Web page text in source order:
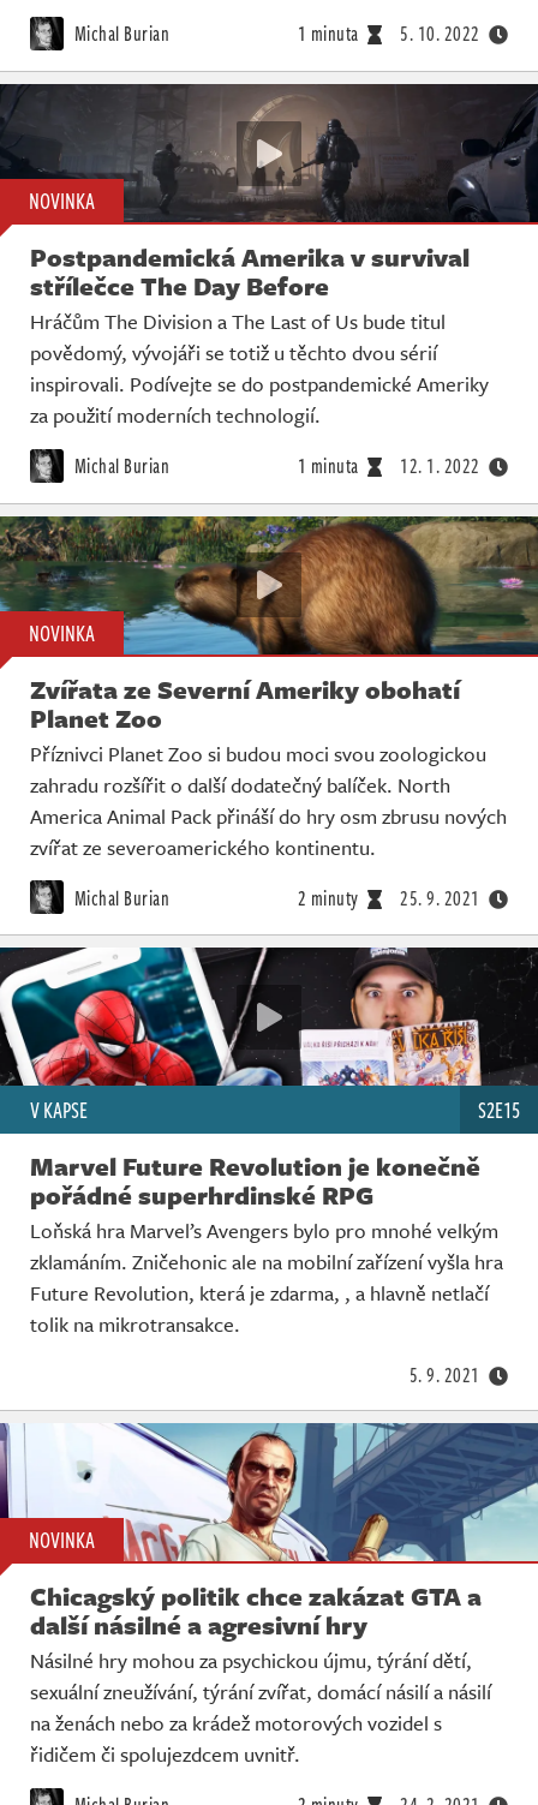
Michal Burian 1 minuta 5. 10. 2022
NOVINKA
Postpandemická Amerika v survival
střílečce The Day Before
Hráčům The Division a The Last of Us bude titul
povědomý, vývojáři se totiž u těchto dvou sérií
inspirovali. Podívejte se do postpandemické Ameriky
za použití moderních technologií.
Michal Burian 1 minuta 12. 1. 2022
NOVINKA
Zvířata ze Severní Ameriky obohatí
Planet Zoo
Příznivci Planet Zoo si budou moci svou zoologickou
zahradu rozšířit o další dodatečný balíček. North
America Animal Pack přináší do hry osm zbrusu nových
zvířat ze severoamerického kontinentu.
Michal Burian 2 minuty 25. 9. 2021
V KAPSE S2E15
Marvel Future Revolution je konečně
pořádné superhrdinské RPG
Loňská hra Marvel’s Avengers bylo pro mnohé velkým
zklamáním. Zničehonic ale na mobilní zařízení vyšla hra
Future Revolution, která je zdarma, , a hlavně netlačí
tolik na mikrotransakce.
5. 9. 2021
NOVINKA
Chicagský politik chce zakázat GTA a
další násilné a agresivní hry
Násilné hry mohou za psychickou újmu, týrání dětí,
sexuální zneužívání, týrání zvířat, domácí násilí a násilí
na ženách nebo za krádež motorových vozidel s
řidičem či spolujezdcem uvnitř.